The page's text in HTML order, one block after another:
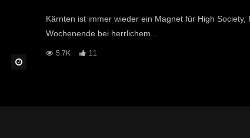
Kärnten ist immer wieder ein Magnet für High
Wochenende bei herrlichem...
5.7K 11